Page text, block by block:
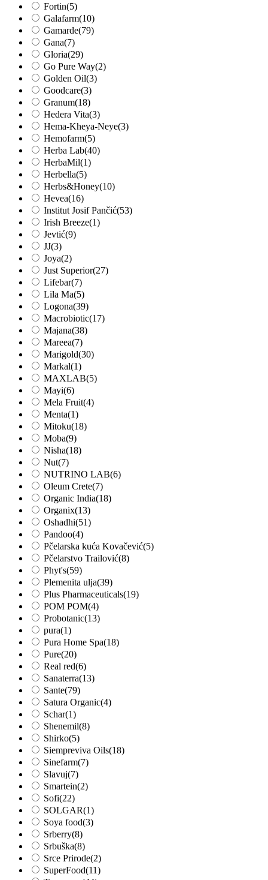
Fortin(5)
Galafarm(10)
Gamarde(79)
Gana(7)
Gloria(29)
Go Pure Way(2)
Golden Oil(3)
Goodcare(3)
Granum(18)
Hedera Vita(3)
Hema-Kheya-Neye(3)
Hemofarm(5)
Herba Lab(40)
HerbaMil(1)
Herbella(5)
Herbs&Honey(10)
Hevea(16)
Institut Josif Pančić(53)
Irish Breeze(1)
Jevtić(9)
JJ(3)
Joya(2)
Just Superior(27)
Lifebar(7)
Lila Ma(5)
Logona(39)
Macrobiotic(17)
Majana(38)
Mareea(7)
Marigold(30)
Markal(1)
MAXLAB(5)
Mayi(6)
Mela Fruit(4)
Menta(1)
Mitoku(18)
Moba(9)
Nisha(18)
Nut(7)
NUTRINO LAB(6)
Oleum Crete(7)
Organic India(18)
Organix(13)
Oshadhi(51)
Pandoo(4)
Pčelarska kuća Kovačević(5)
Pčelarstvo Trailović(8)
Phyt's(59)
Plemenita ulja(39)
Plus Pharmaceuticals(19)
POM POM(4)
Probotanic(13)
pura(1)
Pura Home Spa(18)
Pure(20)
Real red(6)
Sanaterra(13)
Sante(79)
Satura Organic(4)
Schar(1)
Shenemil(8)
Shirko(5)
Siempreviva Oils(18)
Sinefarm(7)
Slavuj(7)
Smartein(2)
Sofi(22)
SOLGAR(1)
Soya food(3)
Srberry(8)
Srbuška(8)
Srce Prirode(2)
SuperFood(11)